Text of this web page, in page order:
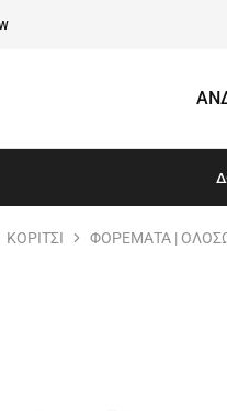
ΚΟΡΙΤΣΙ ΦΟΡΕΜΑΤΑ |